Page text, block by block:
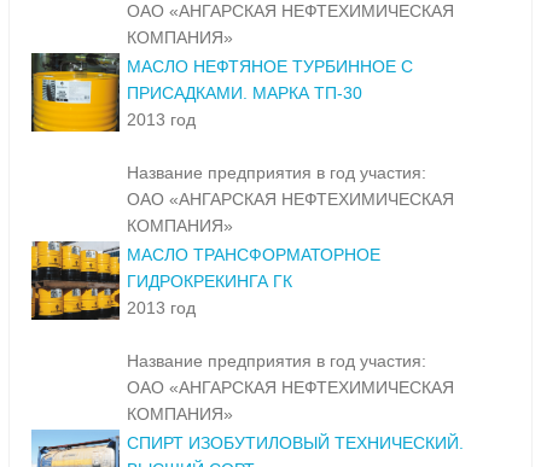
ОАО «АНГАРСКАЯ НЕФТЕХИМИЧЕСКАЯ
КОМПАНИЯ»
МАСЛО НЕФТЯНОЕ ТУРБИННОЕ С
ПРИСАДКАМИ. МАРКА ТП-30
2013 год
Название предприятия в год участия:
ОАО «АНГАРСКАЯ НЕФТЕХИМИЧЕСКАЯ
КОМПАНИЯ»
МАСЛО ТРАНСФОРМАТОРНОЕ
ГИДРОКРЕКИНГА ГК
2013 год
Название предприятия в год участия:
ОАО «АНГАРСКАЯ НЕФТЕХИМИЧЕСКАЯ
КОМПАНИЯ»
СПИРТ ИЗОБУТИЛОВЫЙ ТЕХНИЧЕСКИЙ.